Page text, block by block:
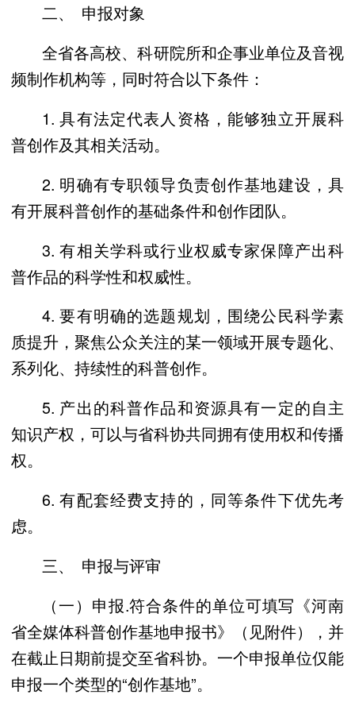
二、 申报对象
全省各高校、科研院所和企事业单位及音视
频制作机构等，同时符合以下条件：
1. 具有法定代表人资格，能够独立开展科
普创作及其相关活动。
2. 明确有专职领导负责创作基地建设，具
有开展科普创作的基础条件和创作团队。
3. 有相关学科或行业权威专家保障产出科
普作品的科学性和权威性。
4. 要有明确的选题规划，围绕公民科学素
质提升，聚焦公众关注的某一领域开展专题化、
系列化、持续性的科普创作。
5. 产出的科普作品和资源具有一定的自主
知识产权，可以与省科协共同拥有使用权和传播
权。
6. 有配套经费支持的，同等条件下优先考
虑。
三、 申报与评审
（一）申报.符合条件的单位可填写《河南
省全媒体科普创作基地申报书》（见附件），并
在截止日期前提交至省科协。一个申报单位仅能
申报一个类型的“创作基地”。